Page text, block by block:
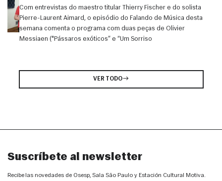
Com entrevistas do maestro titular Thierry Fischer e do solista
Pierre-Laurent Aimard, o episódio do Falando de Música desta
semana comenta o programa com duas peças de Olivier
Messiaen ("Pássaros exóticos” e “Um Sorriso
VER TODO
Suscríbete al newsletter
Recibe las novedades de Osesp, Sala São Paulo y Estación Cultural Motiva.